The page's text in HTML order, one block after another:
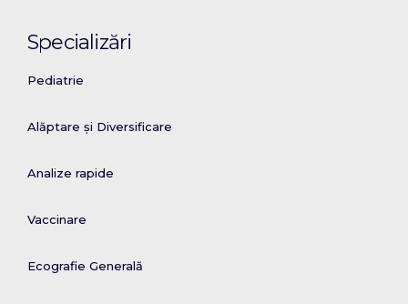
Specializări
Pediatrie
Alăptare și Diversificare
Analize rapide
Vaccinare
Ecografie Generală